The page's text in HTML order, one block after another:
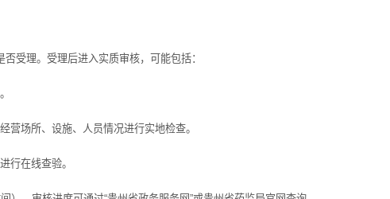
理。受理后进入实质审核，可能包括：
场所、设施、人员情况进行实地检查。
在线查验。